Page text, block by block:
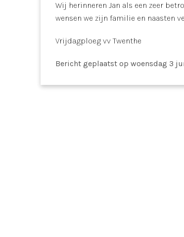
Wij herinneren Jan als een zeer
wensen we zijn familie en naasten
Vrijdagploeg vv Twenthe
Bericht geplaatst op woensdag 3